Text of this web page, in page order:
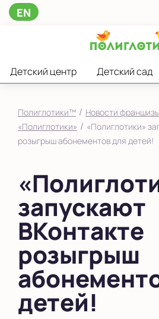
EN
Детский центр Детский сад
Полиглотики™ / Новости франшизы
«Полиглотики» / «Полиглотики»
розыгрыш абонементов для детей!
запускают
ВКонтакте
розыгрыш
детей!